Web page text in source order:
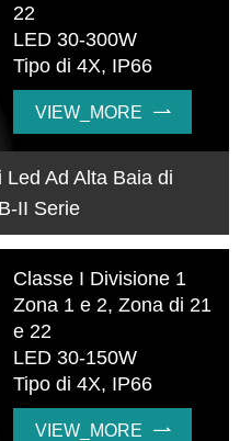
22
LED 30-300W
Tipo di 4X, IP66
VIEW_MORE 
Ad Alta Baia di
II Serie
Classe I Divisione 1
Zona 1 e 2, Zona di 21
e 22
LED 30-150W
Tipo di 4X, IP66
VIEW_MORE 